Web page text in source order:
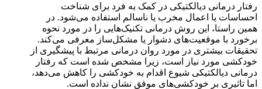
رفتار درمانی دیالکتیکی در کمک به فرد برای شناخت
احساسات یا اعمال مخرب یا ناسالم استفاده می‌شود. در
همین راستا، این روش درمانی تکنیک‌هایی را در مورد نحوه
برخورد با موقعیت‌های دشوار یا مشکل‌ساز معرفی می‌کند.
تحقیقات بیشتری در مورد روان درمانی مرتبط با پیشگیری از
خودکشی مورد نیاز است، زیرا مشخص شده است که رفتار
درمانی دیالکتیکی شیوع اقدام به خودکشی را کاهش می‌دهد،
اما تاثیری بر خودکشی‌های موفق نشان نداده است.